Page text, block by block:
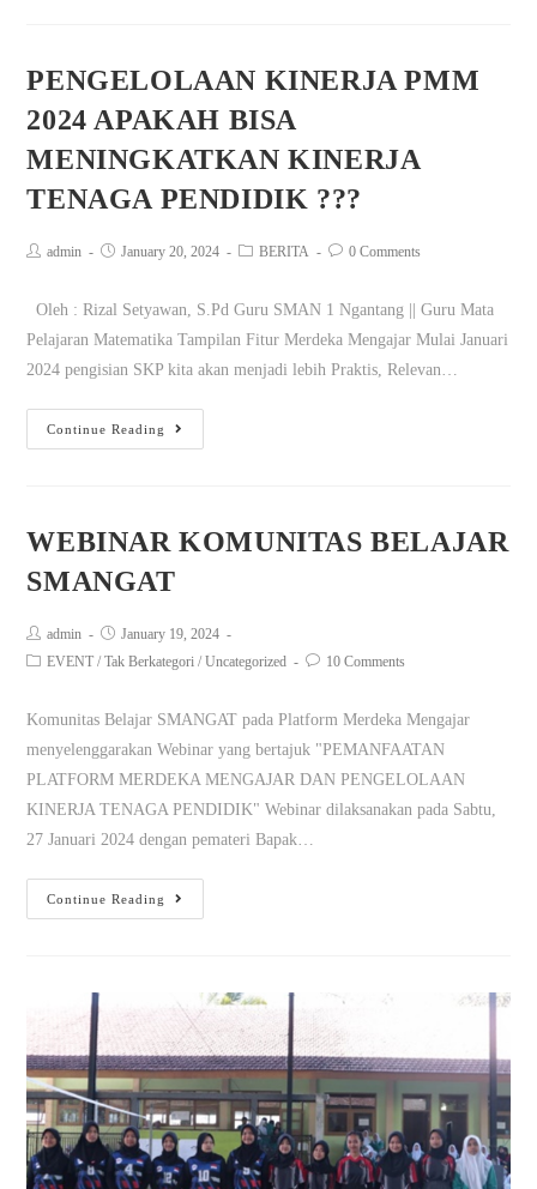
PENGELOLAAN KINERJA PMM
2024 APAKAH BISA
MENINGKATKAN KINERJA
TENAGA PENDIDIK ???
admin January 20, 2024 BERITA 0 Comments
Oleh : Rizal Setyawan, S.Pd Guru SMAN 1 Ngantang || Guru Mata
Pelajaran Matematika Tampilan Fitur Merdeka Mengajar Mulai Januari
2024 pengisian SKP kita akan menjadi lebih Praktis, Relevan…
Continue Reading
WEBINAR KOMUNITAS BELAJAR
SMANGAT
admin
January 19, 2024
EVENT / Tak Berkategori / Uncategorized 10 Comments
Komunitas Belajar SMANGAT pada Platform Merdeka Mengajar
menyelenggarakan Webinar yang bertajuk "PEMANFAATAN
PLATFORM MERDEKA MENGAJAR DAN PENGELOLAAN
KINERJA TENAGA PENDIDIK" Webinar dilaksanakan pada Sabtu,
27 Januari 2024 dengan pemateri Bapak…
Continue Reading